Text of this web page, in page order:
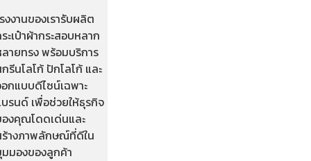
งงานของเรารับผลิต
ะเป๋าผ้ากระสอบหลาก
ายทรง พร้อมบริการ
รีนโลโก้ ปักโลโก้ และ
กแบบดีไซน์เฉพาะ
รนด์ เพื่อช่วยให้ธุรกิจ
งคุณโดดเด่นและ
างภาพลักษณ์ที่ดีใน
มองของลูกค้า